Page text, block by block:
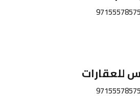
للعقارات